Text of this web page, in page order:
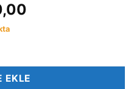
adet
EKLE